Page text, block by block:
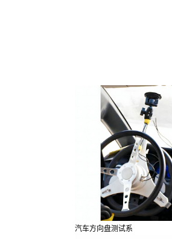
汽车方向盘测试系